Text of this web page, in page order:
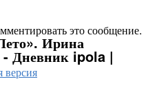
это сообщение.
Ирина
Дневник ipola |
версия